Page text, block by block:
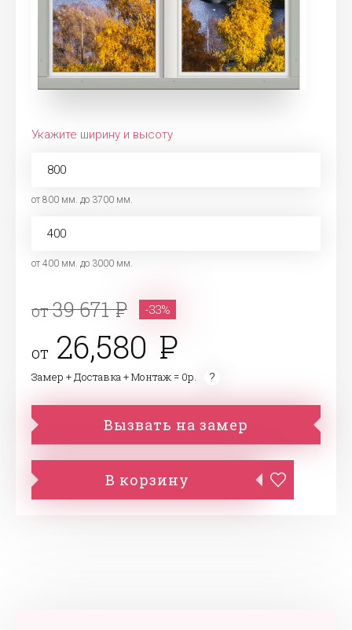
Укажите ширину и высоту
от 800 мм. до 3700 мм.
от 400 мм. до 3000 мм.
от39 671 -33%
от 26,580
Замер + Доставка + Монтаж = 0р.
Вызвать на замер
В корзину